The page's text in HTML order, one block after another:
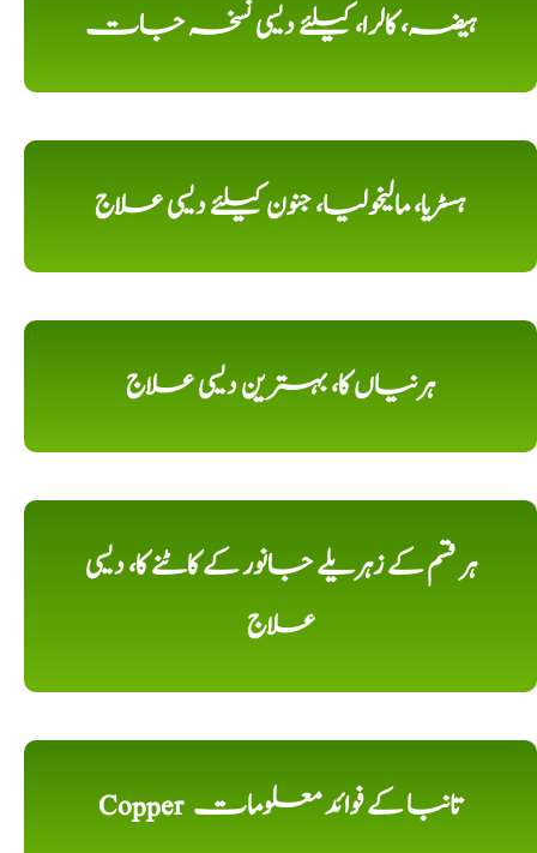
ہیضہ، کالرا، کیلئے دیسی نسخہ جات
ہسٹریا، مالیخولیا، جنون کیلئے دیسی علاج
ہرنیاں کا، بہترین دیسی علاج
ہر قسم کے زہریلے جانور کے کاٹنے کا، دیسی
علاج
Copper تانبا کے فوائد معلومات